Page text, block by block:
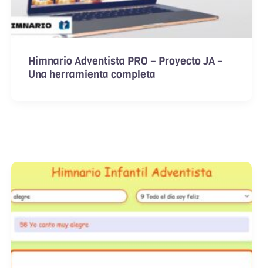
Himnario Adventista PRO – Proyecto JA –
Una herramienta completa